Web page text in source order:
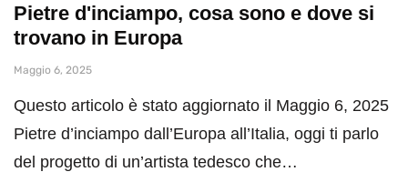
Pietre d'inciampo, cosa sono e dove si
trovano in Europa
Maggio 6, 2025
Questo articolo è stato aggiornato il Maggio 6, 2025
Pietre d’inciampo dall’Europa all’Italia, oggi ti parlo
del progetto di un’artista tedesco che…